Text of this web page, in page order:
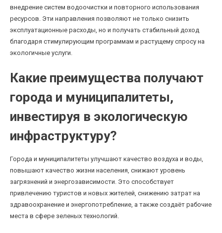
внедрение систем водоочистки и повторного использования
ресурсов. Эти направления позволяют не только снизить
эксплуатационные расходы, но и получать стабильный доход
благодаря стимулирующим программам и растущему спросу на
экологичные услуги.
Какие преимущества получают
города и муниципалитеты,
инвестируя в экологическую
инфраструктуру?
Города и муниципалитеты улучшают качество воздуха и воды,
повышают качество жизни населения, снижают уровень
загрязнений и энергозависимости. Это способствует
привлечению туристов и новых жителей, снижению затрат на
здравоохранение и энергопотребление, а также создаёт рабочие
места в сфере зеленых технологий.